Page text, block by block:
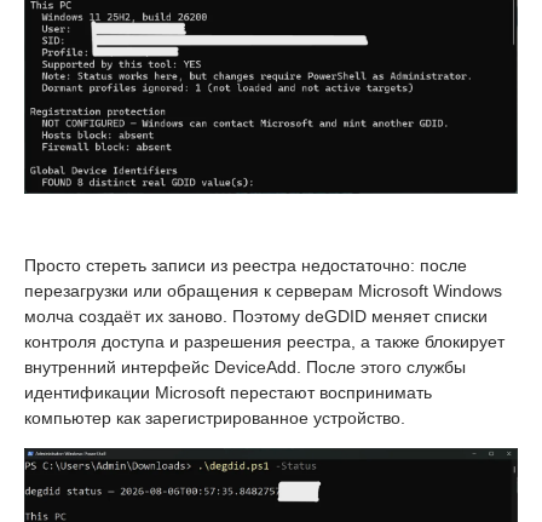
Просто стереть записи из реестра недостаточно: после
перезагрузки или обращения к серверам Microsoft Windows
молча создаёт их заново. Поэтому deGDID меняет списки
контроля доступа и разрешения реестра, а также блокирует
внутренний интерфейс DeviceAdd. После этого службы
идентификации Microsoft перестают воспринимать
компьютер как зарегистрированное устройство.